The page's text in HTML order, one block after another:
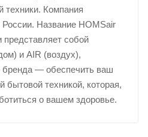
техники. Компания
России. Название HOMSair
собой
и AIR (воздух),
— обеспечить ваш
бытовой техникой, которая,
о вашем здоровье.